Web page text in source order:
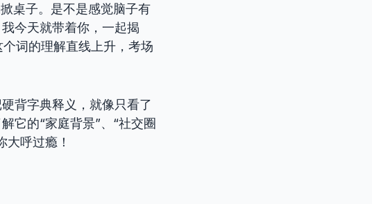
桌子。是不是感觉脑子有
今天就带着你，一起揭
词的理解直线上升，考场
背字典释义，就像只看了
它的“家庭背景”、“社交圈
呼过瘾！